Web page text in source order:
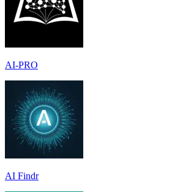
AI-PRO
AI Findr